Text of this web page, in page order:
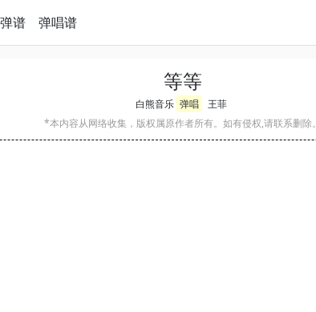
谱 弹唱谱
等等
白熊音乐 弹唱
王菲
*本内容从网络收集，版权属原作者所有。如有侵权,请联系删除。